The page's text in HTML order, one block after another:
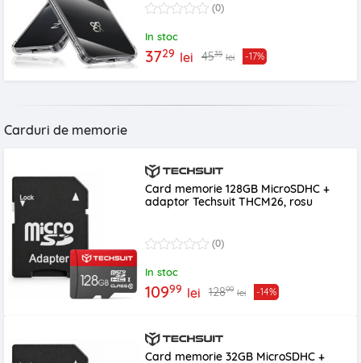
(0)
In stoc
3729 lei 4535 lei -17%
Carduri de memorie
Card memorie 128GB MicroSDHC +
adaptor Techsuit THCM26, rosu
(0)
In stoc
10999 lei 12899 lei -14%
Card memorie 32GB MicroSDHC +